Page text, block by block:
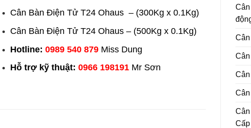
Cấp
Cân Bàn Điện Tử T24 Ohaus – (300Kg x 0.1Kg)
Cân Bàn Điện Tử T24 Ohaus – (500Kg x 0.1Kg)
Hotline: 0989 540 879 Miss Dung
Hỗ trợ kỹ thuật: 0966 198191 Mr Sơn